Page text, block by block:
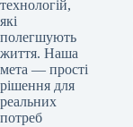
технологій,
які
полегшують
життя. Наша
мета — прості
рішення для
реальних
потреб